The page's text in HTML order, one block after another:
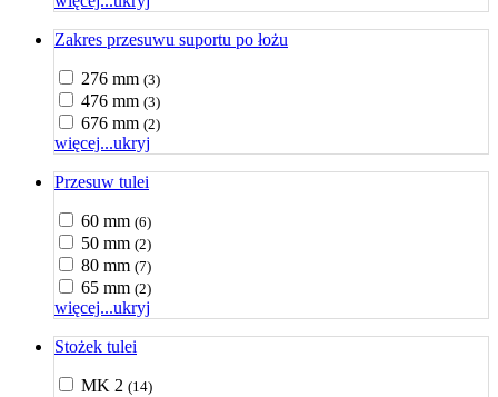
Zakres przesuwu suportu po łożu
276 mm (3)
476 mm (3)
676 mm (2)
więcej...ukryj
Przesuw tulei
60 mm (6)
50 mm (2)
80 mm (7)
65 mm (2)
więcej...ukryj
Stożek tulei
MK 2 (14)